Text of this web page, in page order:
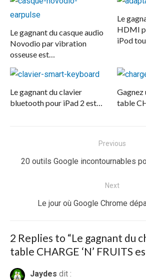
Le gagnant du casque audio
Novodio par vibration
osseuse est…
Le
HDMI
iPod
Le gagnant du clavier
bluetooth pour iPad 2 est…
Gagnez
table
de
Previous
Previous
20 outils Google incontournables
Next
Next
Le jour où Google Chrome
2 Replies to “Le gagnant du
table CHARGE ‘N’ FRUITS
Jaydes dit :